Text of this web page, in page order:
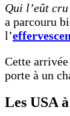
Qui l’eût
a parcouru
l’
Cette
porte à un
Les USA